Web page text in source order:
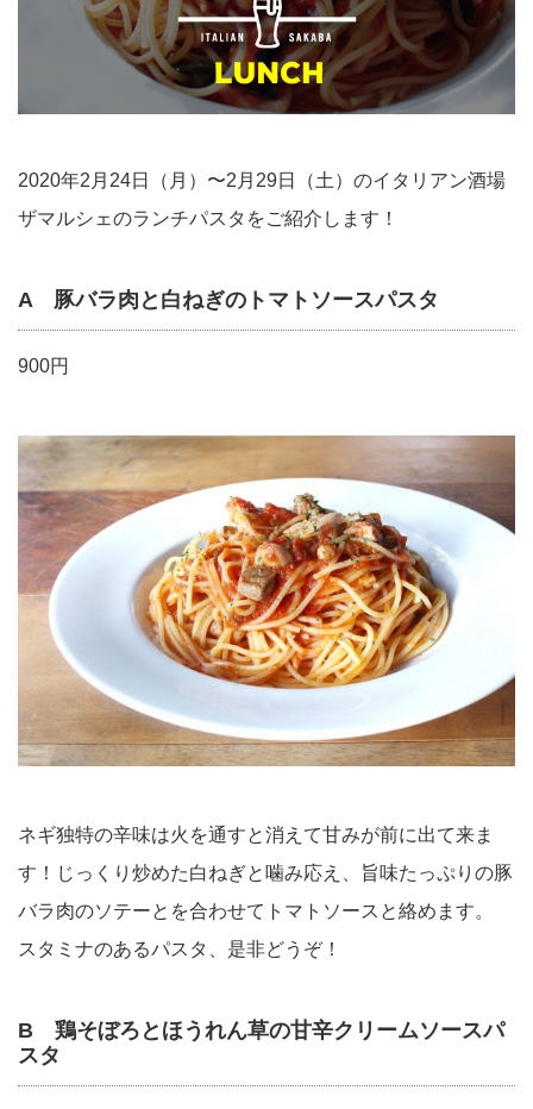
2020年2月24日（月）〜2月29日（土）のイタリアン酒場
ザマルシェのランチパスタをご紹介します！
A 豚バラ肉と白ねぎのトマトソースパスタ
900円
ネギ独特の辛味は火を通すと消えて甘みが前に出て来ま
す！じっくり炒めた白ねぎと噛み応え、旨味たっぷりの豚
バラ肉のソテーとを合わせてトマトソースと絡めます。
スタミナのあるパスタ、是非どうぞ！
B 鶏そぼろとほうれん草の甘辛クリームソースパ
スタ